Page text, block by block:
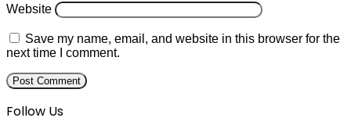
Website
Save my name, email, and website in this browser for the
next time I comment.
Follow Us